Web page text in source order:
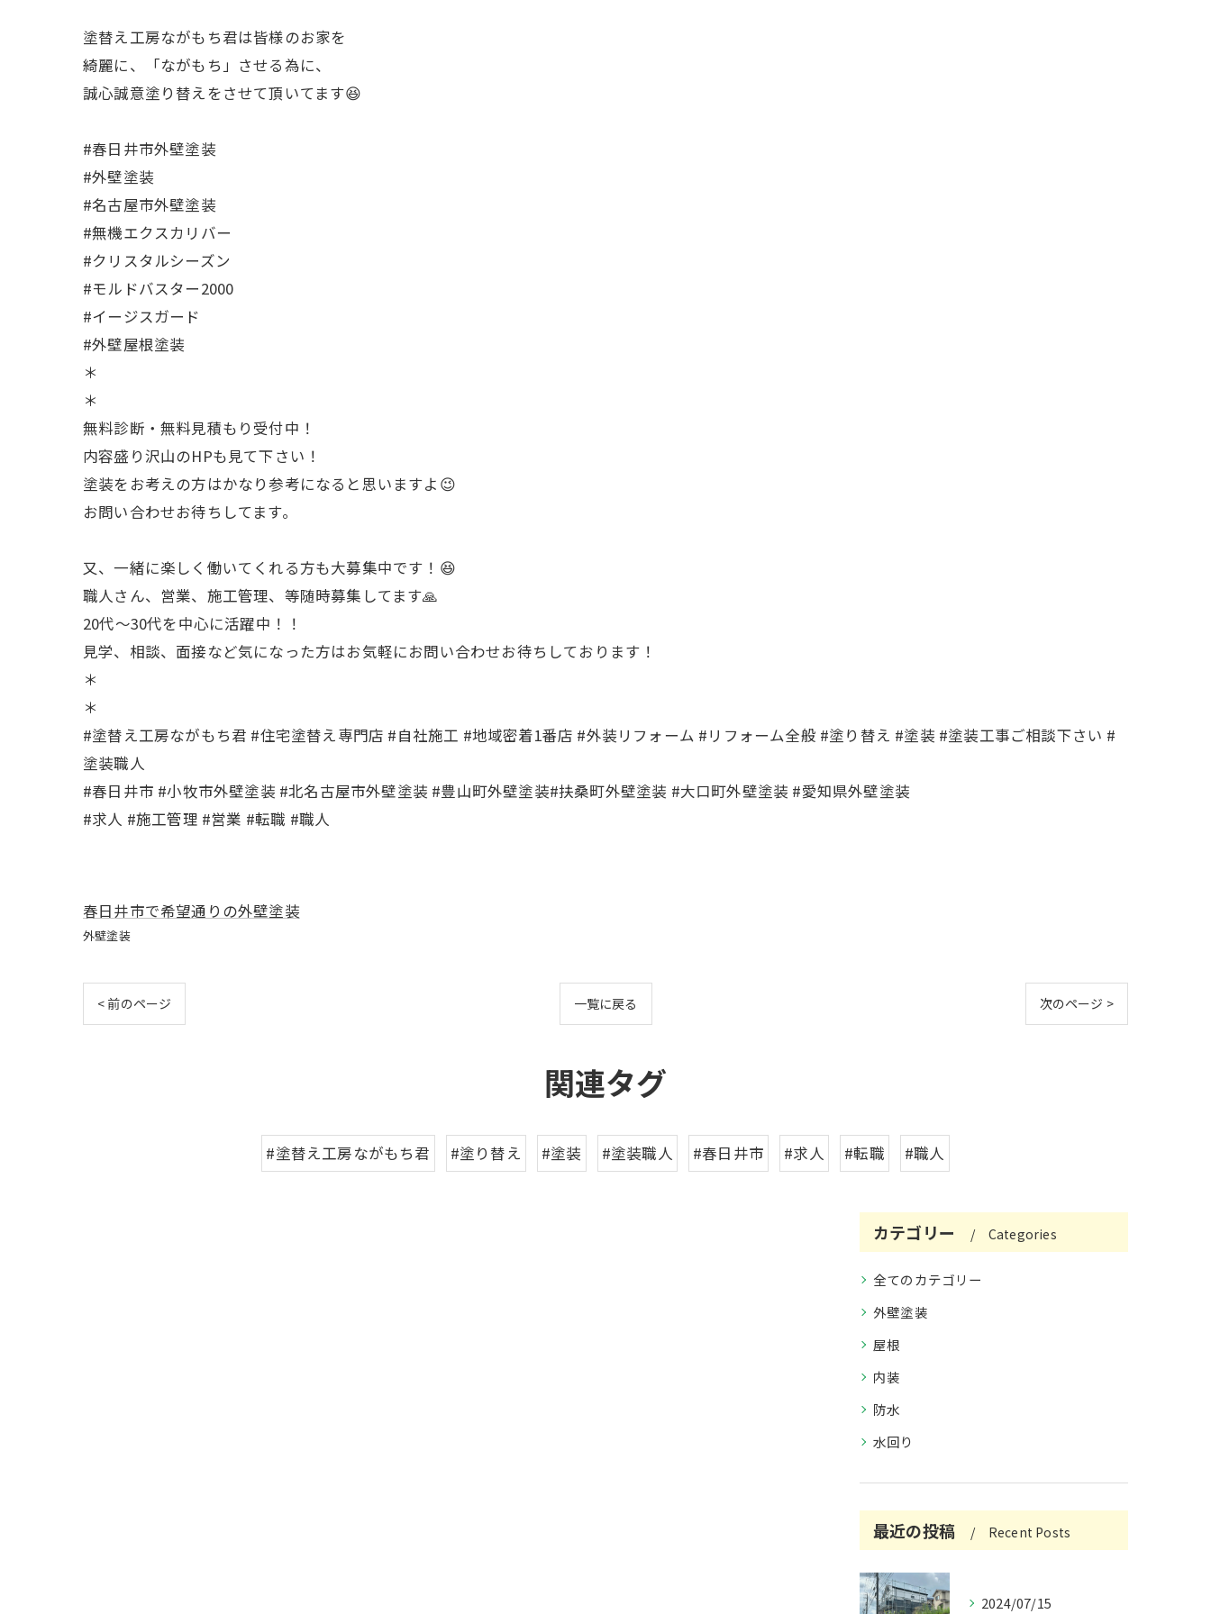
塗替え工房ながもち君は皆様のお家を
綺麗に、「ながもち」させる為に、
誠心誠意塗り替えをさせて頂いてます😆
#春日井市外壁塗装
#外壁塗装
#名古屋市外壁塗装
#無機エクスカリバー
#クリスタルシーズン
#モルドバスター2000
#イージスガード
#外壁屋根塗装
＊
＊
無料診断・無料見積もり受付中！
内容盛り沢山のHPも見て下さい！
塗装をお考えの方はかなり参考になると思いますよ😉
お問い合わせお待ちしてます。
又、一緒に楽しく働いてくれる方も大募集中です！😆
職人さん、営業、施工管理、等随時募集してます🙏
20代〜30代を中心に活躍中！！
見学、相談、面接など気になった方はお気軽にお問い合わせお待ちしております！
＊
＊
#塗替え工房ながもち君 #住宅塗替え専門店 #自社施工 #地域密着1番店 #外装リフォーム #リフォーム全般 #塗り替え #塗装 #塗装工事ご相談下さい #
塗装職人
#春日井市 #小牧市外壁塗装 #北名古屋市外壁塗装 #豊山町外壁塗装#扶桑町外壁塗装 #大口町外壁塗装 #愛知県外壁塗装
#求人 #施工管理 #営業 #転職 #職人
春日井市で希望通りの外壁塗装
外壁塗装
< 前のページ 一覧に戻る 次のページ >
関連タグ
#塗替え工房ながもち君 #塗り替え #塗装 #塗装職人 #春日井市 #求人 #転職 #職人
カテゴリー Categories
全てのカテゴリー
外壁塗装
屋根
内装
防水
水回り
最近の投稿 Recent Posts
2024/07/15